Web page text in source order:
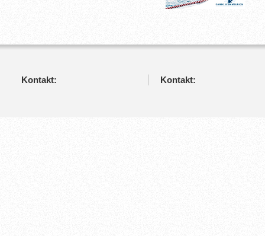
Kontakt: Kontakt: